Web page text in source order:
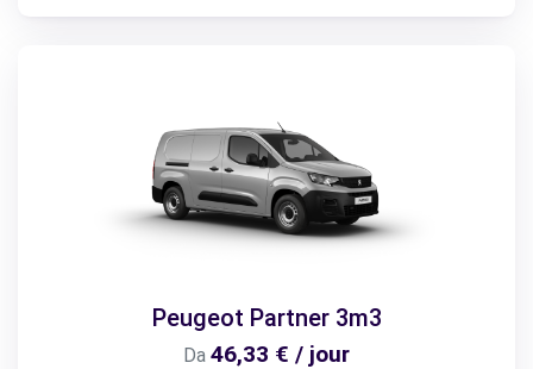
Peugeot Partner 3m3
Da 46,33 € / jour